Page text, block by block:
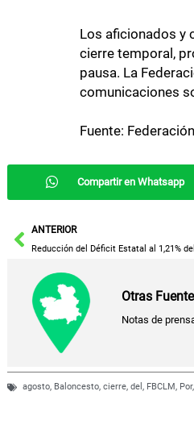
Los aficionados y
cierre temporal,
pausa. La
comunicaciones
Fuente:
Compartir en Whatsapp
AntANTERIOR
Otras
Notas de
agosto, Baloncesto, cierre, del , FBCLM, Por,